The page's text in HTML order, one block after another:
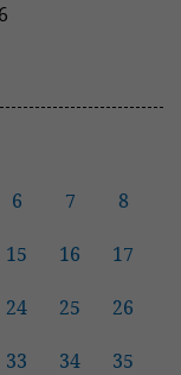
6 7 8
15 16 17
24 25 26
33 34 35